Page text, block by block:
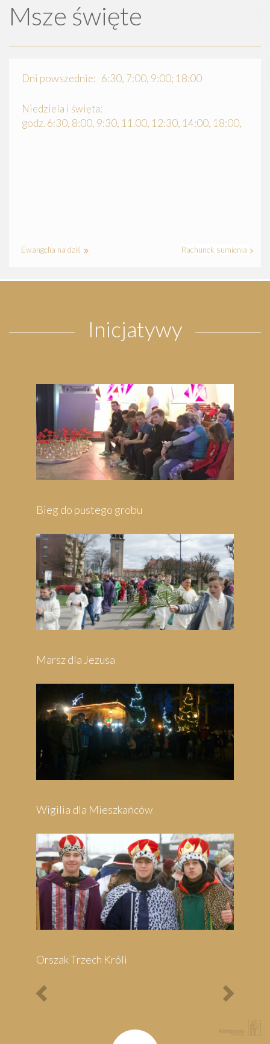
Msze święte
Dni powszednie: 6:30, 7:00, 9:00; 18:00
Niedziela i święta:
godz. 6:30, 8:00, 9:30, 11.00, 12:30, 14:00, 18:00,
Ewangelia na dziś Rachunek sumienia
Inicjatywy
Pielgrzymka do Wejherowa
Pielgrzymka do Swarzewa
Festyn Parafialny
Bieg Papieski
XXII Pielgrzymi
Maraton Nordic Walking